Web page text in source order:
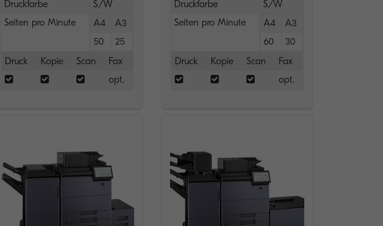
Druckfarbe
S/W
Seiten pro Minute
A4
A3
50
25
Druck
Kopie Scan
Fax
opt.
Druckfarbe
S/W
Seiten pro Minute
A4
A3
60
30
Druck
Kopie Scan
Fax
opt.